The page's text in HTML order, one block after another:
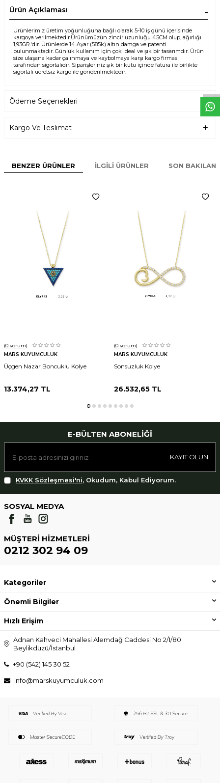
Ürün Açıklaması
Ürünlerimiz üretim yoğunluğuna bağlı olarak 5-10 iş günü içerisinde
kargoya verilmektedir.Ürünümüzün zincir uzunluğu 45CM olup, ağırlığı
1,93GR.'dır. Ürünlerde 14 Ayar (585k) altın damga ve patenti
bulunmaktadır. Günlük kullanım için çok ideal ve şık bir tasarımdır. Ürün
size ulaşana kadar çalınmaya ve kaybolmaya karşı kargo firması
tarafından sigortalıdır. Siparişleriniz şık bir kutu içinde fatura ile birlikte
sigortalı ücretsiz kargo ile gönderilmektedir.
Ödeme Seçenekleri
Kargo Ve Teslimat
BENZER ÜRÜNLER İLGILI ÜRÜNLER SON
(0 yorum)
MARS KUYUMCULUK
Üçgen Nazar Boncuklu Kolye
13.374,27 TL
(0 yorum)
MARS KUYUMCULUK
Sonsuzluk Kolye
26.532,65TL
E-BÜLTEN ABONELIĞI
KAYIT OLUN
KVKK Sözleşmesi'ni, Okudum, Kabul Ediyorum.
SOSYAL MEDYA
MÜŞTERI HIZMETLERI
0212 302 94 09
Kategoriler
Önemli Bilgiler
Hızlı Erişim
Adnan Kahveci Mahallesi Alemdağ Caddesi No 2/1/80
Beylikdüzü/İstanbul
+90 (542) 145 30 52
info@marskuyumculuk.com